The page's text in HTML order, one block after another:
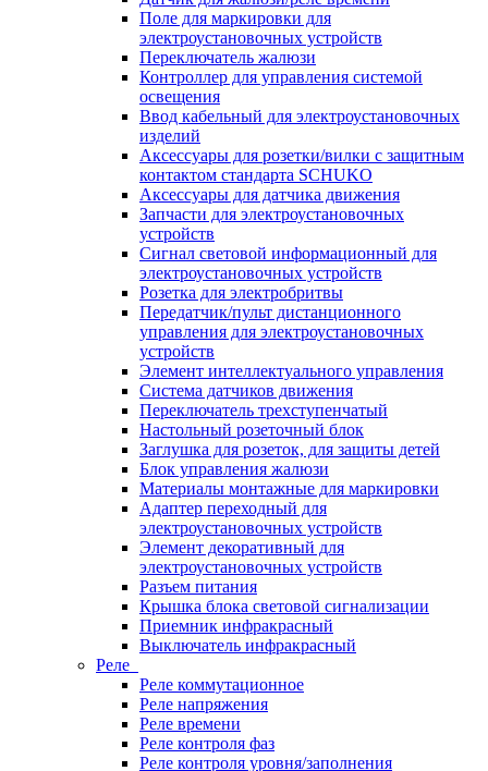
Поле для маркировки для
электроустановочных устройств
Переключатель жалюзи
Контроллер для управления системой
освещения
Ввод кабельный для электроустановочных
изделий
Аксессуары для розетки/вилки с защитным
контактом стандарта SCHUKO
Аксессуары для датчика движения
Запчасти для электроустановочных
устройств
Сигнал световой информационный для
электроустановочных устройств
Розетка для электробритвы
Передатчик/пульт дистанционного
управления для электроустановочных
устройств
Элемент интеллектуального управления
Система датчиков движения
Переключатель трехступенчатый
Настольный розеточный блок
Заглушка для розеток, для защиты детей
Блок управления жалюзи
Материалы монтажные для маркировки
Адаптер переходный для
электроустановочных устройств
Элемент декоративный для
электроустановочных устройств
Разъем питания
Крышка блока световой сигнализации
Приемник инфракрасный
Выключатель инфракрасный
Реле
Реле коммутационное
Реле напряжения
Реле времени
Реле контроля фаз
Реле контроля уровня/заполнения